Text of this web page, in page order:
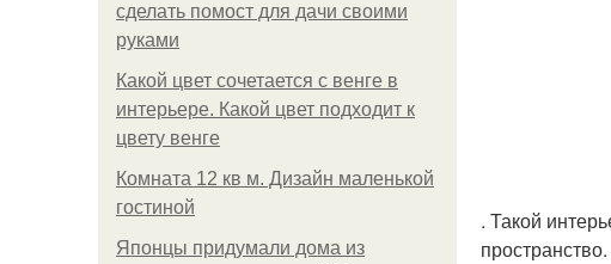
сделать помост для дачи своими
руками
Какой цвет сочетается с венге в
интерьере. Какой цвет подходит к
цвету венге
Комната 12 кв м. Дизайн маленькой
гостиной
Японцы придумали дома из
. Такой
пространство.